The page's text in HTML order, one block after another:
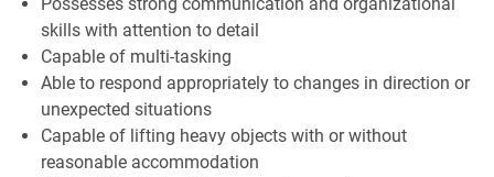
skills with attention to detail
Capable of multi-tasking
Able to respond appropriately to changes in direction or
unexpected situations
Capable of lifting heavy objects with or without
reasonable accommodation